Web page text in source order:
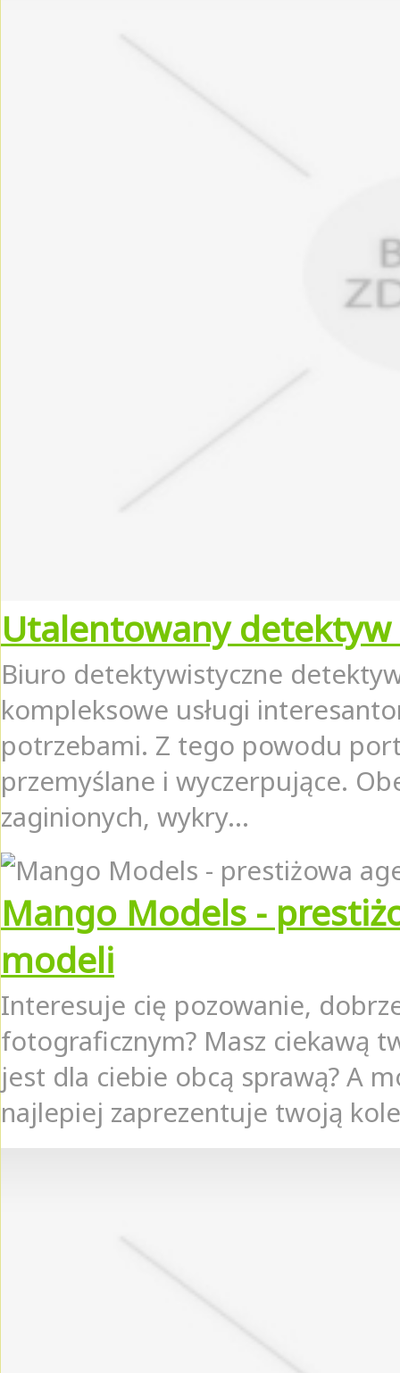
Utalentowany
Biuro detektywistyczne
kompleksowe usługi
potrzebami. Z tego powodu
przemyślane i wyczerpujące.
zaginionych, wykry...
Mango Models -
modeli
Interesuje cię pozowanie,
fotograficznym? Masz ciekawą
jest dla ciebie obcą sprawą? A
najlepiej zaprezentuje twoją